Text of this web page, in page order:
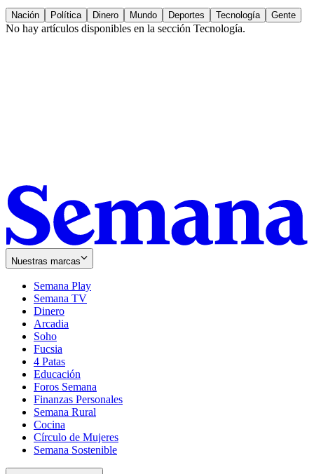
Nación Política Dinero Mundo Deportes Tecnología Gente
No hay artículos disponibles en la sección Tecnología.
Nuestras marcas
Semana Play
Semana TV
Dinero
Arcadia
Soho
in
new
window
Fucsia
in
new
window
4 Patas
Educación
Foros Semana
Finanzas Personales
Semana Rural
Cocina
Círculo de Mujeres
Semana Sostenible